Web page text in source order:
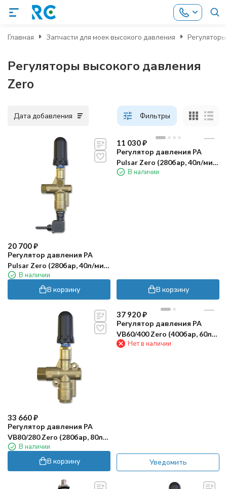
Главная Запчасти для моек высокого давления
Регуляторы высокого давления
Zero
Дата добавления Фильтры
20 700₽
Регулятор давления PA
Pulsar Zero (280бар, 40л/мин,
3/8"г-3/8"г, By-pass 3/8"г,
В наличии
В корзину
11 030₽
Регулятор давления PA
Pulsar Zero (280бар, 40л/мин,
3/8"г-3/8"г, By-pass 3/8"г)
В наличии
В корзину
33 660₽
Регулятор давления PA
VB80/280 Zero (280бар, 80л/
мин, 1/2"г-1/2"г, By-pass
В наличии
В корзину
37 920₽
Регулятор давления PA
VB60/400 Zero (400бар, 60л/
мин, 1/2"г-1/2"г, By-pass
Нет в наличии
Уведомить